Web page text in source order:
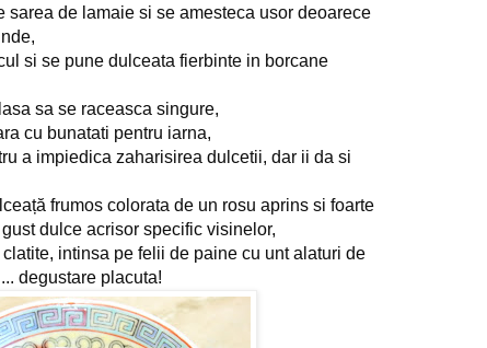
sarea de lamaie si se amesteca usor deoarece
si se pune dulceata fierbinte in borcane
sa se raceasca singure,
cu bunatati pentru iarna,
a impiedica zaharisirea dulcetii, dar ii da si
frumos colorata de un rosu aprins si foarte
dulce acrisor specific visinelor,
intinsa pe felii de paine cu unt alaturi de
degustare placuta!